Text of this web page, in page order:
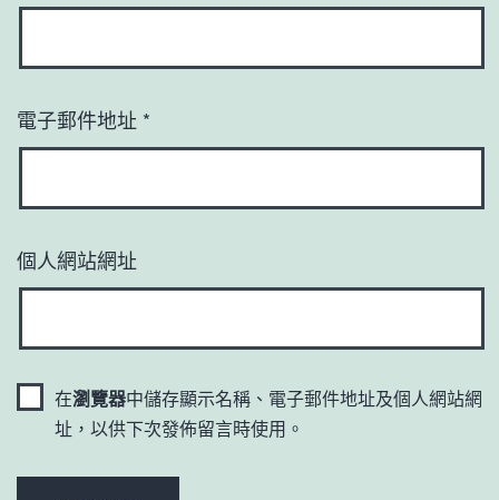
電子郵件地址 *
個人網站網址
在瀏覽器中儲存顯示名稱、電子郵件地址及個人網站網
址，以供下次發佈留言時使用。